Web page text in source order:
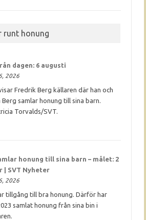
runt honung
dagen: 6 augusti
2026
Fredrik Berg källaren där han och
Berg samlar honung till sina barn.
Torvalds/SVT.
honung till sina barn – målet: 2
| SVT Nyheter
2026
tillgång till bra honung. Därför har
samlat honung från sina bin i